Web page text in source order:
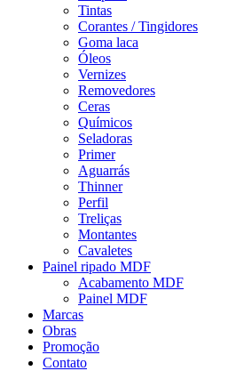
Tintas
Corantes / Tingidores
Goma laca
Óleos
Vernizes
Removedores
Ceras
Químicos
Seladoras
Primer
Aguarrás
Thinner
Perfil
Treliças
Montantes
Cavaletes
Painel ripado MDF
Acabamento MDF
Painel MDF
Marcas
Obras
Promoção
Contato